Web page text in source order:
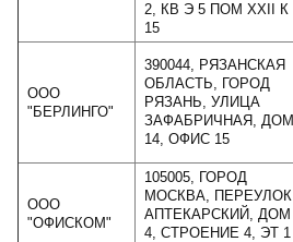
2, КВ Э 5 ПОМ XXII К
15
ООО
"БЕРЛИНГО"
390044, РЯЗАНСКАЯ
ОБЛАСТЬ, ГОРОД
РЯЗАНЬ, УЛИЦА
ЗАФАБРИЧНАЯ, ДОМ
14, ОФИС 15
ООО
"ОФИСКОМ"
105005, ГОРОД
МОСКВА, ПЕРЕУЛОК
АПТЕКАРСКИЙ, ДОМ
4, СТРОЕНИЕ 4, ЭТ 1